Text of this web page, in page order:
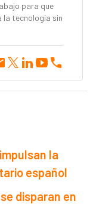
para que
la tecnología sin
la
español
disparan en